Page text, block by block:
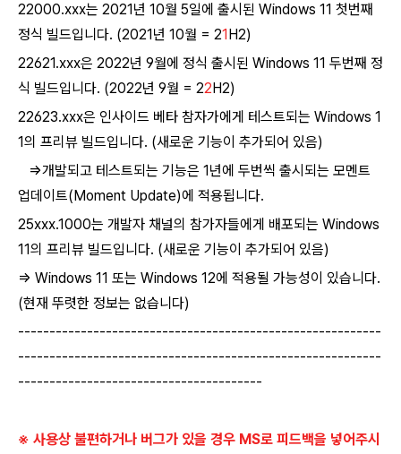
22000.xxx는 2021년 10월 5일에 출시된 Windows 11 첫번째
정식 빌드입니다. (2021년 10월 = 21H2)
22621.xxx은 2022년 9월에 정식 출시된 Windows 11 두번째 정
식 빌드입니다. (2022년 9월 = 22H2)
22623.xxx은 인사이드 베타 참자가에게 테스트되는 Windows 1
1의 프리뷰 빌드입니다. (새로운 기능이 추가되어 있음)
⇒개발되고 테스트되는 기능은 1년에 두번씩 출시되는 모멘트
업데이트(Moment Update)에 적용됩니다.
25xxx.1000는 개발자 채널의 참가자들에게 배포되는 Windows
11의 프리뷰 빌드입니다. (새로운 기능이 추가되어 있음)
⇒ Windows 11 또는 Windows 12에 적용될 가능성이 있습니다.
(현재 뚜렷한 정보는 없습니다)
----------------------------------------------------------
----------------------------------------------------------
---------------------------------------
※ 사용상 불편하거나 버그가 있을 경우 MS로 피드백을 넣어주시